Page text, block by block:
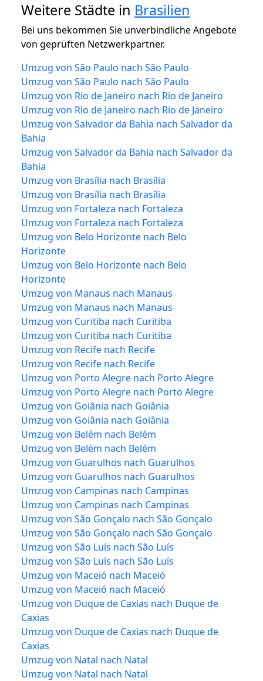
Weitere Städte in Brasilien
Bei uns bekommen Sie unverbindliche Angebote
von geprüften Netzwerkpartner.
Umzug von São Paulo nach São Paulo
Umzug von São Paulo nach São Paulo
Umzug von Rio de Janeiro nach Rio de Janeiro
Umzug von Rio de Janeiro nach Rio de Janeiro
Umzug von Salvador da Bahia nach Salvador da
Bahia
Umzug von Salvador da Bahia nach Salvador da
Bahia
Umzug von Brasília nach Brasília
Umzug von Brasília nach Brasília
Umzug von Fortaleza nach Fortaleza
Umzug von Fortaleza nach Fortaleza
Umzug von Belo Horizonte nach Belo
Horizonte
Umzug von Belo Horizonte nach Belo
Horizonte
Umzug von Manaus nach Manaus
Umzug von Manaus nach Manaus
Umzug von Curitiba nach Curitiba
Umzug von Curitiba nach Curitiba
Umzug von Recife nach Recife
Umzug von Recife nach Recife
Umzug von Porto Alegre nach Porto Alegre
Umzug von Porto Alegre nach Porto Alegre
Umzug von Goiânia nach Goiânia
Umzug von Goiânia nach Goiânia
Umzug von Belém nach Belém
Umzug von Belém nach Belém
Umzug von Guarulhos nach Guarulhos
Umzug von Guarulhos nach Guarulhos
Umzug von Campinas nach Campinas
Umzug von Campinas nach Campinas
Umzug von São Gonçalo nach São Gonçalo
Umzug von São Gonçalo nach São Gonçalo
Umzug von São Luís nach São Luís
Umzug von São Luís nach São Luís
Umzug von Maceió nach Maceió
Umzug von Maceió nach Maceió
Umzug von Duque de Caxias nach Duque de
Caxias
Umzug von Duque de Caxias nach Duque de
Caxias
Umzug von Natal nach Natal
Umzug von Natal nach Natal